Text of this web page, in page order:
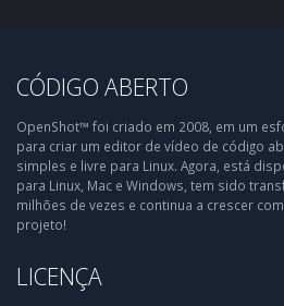
CÓDIGO ABERTO
OpenShot™ foi criado em 2008, em um
para criar um editor de vídeo de código
simples e livre para Linux. Agora, está
para Linux, Mac e Windows, tem sido
milhões de vezes e continua a crescer
projeto!
LICENÇA